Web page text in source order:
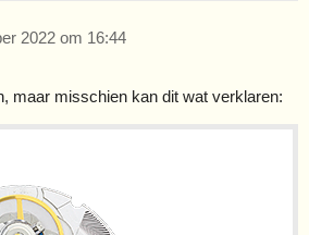
2022 om 16:44
maar misschien kan dit wat verklaren: